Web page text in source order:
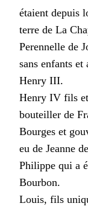
étaient depuis
terre de La
Perennelle de
sans enfants
Henry III.
Henry IV fils
bouteiller de
Bourges et
eu de Jeanne
Philippe qui a
Bourbon.
Louis, fils